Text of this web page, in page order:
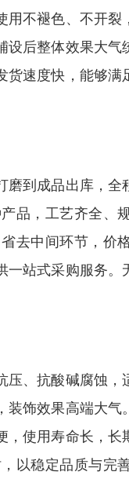
不褪色、不开
后整体效果大
速度快，能够
到成品出库，
品，工艺齐全、
去中间环节，价
站式采购服务
、抗酸碱腐蚀
饰效果高端大
使用寿命长，
以稳定品质与完